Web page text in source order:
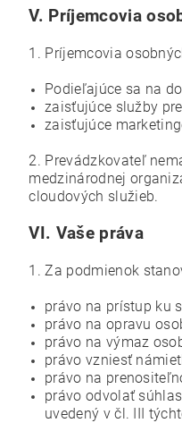
V. Príjemcovia
1. Príjemcovia
Podieľajúce sa na
zaisťujúce služby
zaisťujúce
2. Prevádzkovateľ
medzinárodnej
cloudových služieb.
VI. Vaše práva
1. Za podmienok
právo na prístup ku
právo na opravu
právo na výmaz
právo vzniesť
právo na
právo odvolať
uvedený v čl. III